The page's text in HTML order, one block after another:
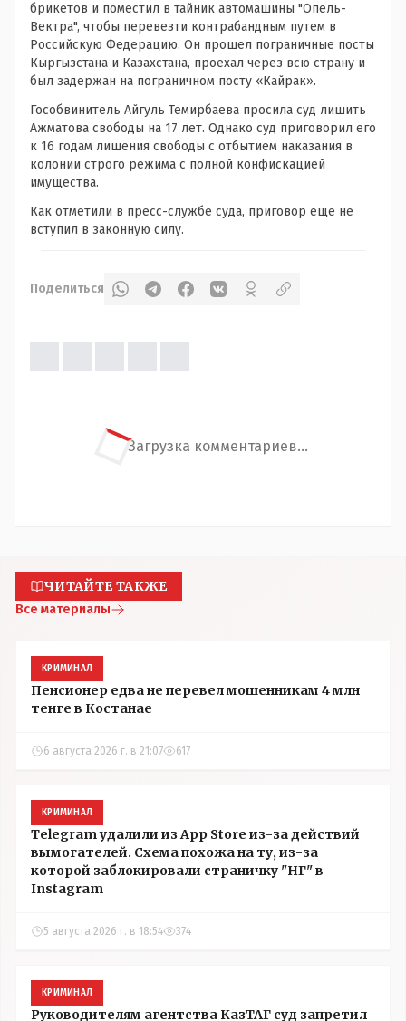
брикетов и поместил в тайник автомашины "Опель-
Вектра", чтобы перевезти контрабандным путем в
Российскую Федерацию. Он прошел пограничные посты
Кыргызстана и Казахстана, проехал через всю страну и
был задержан на пограничном посту «Кайрак».
Гособвинитель Айгуль Темирбаева просила суд лишить
Ажматова свободы на 17 лет. Однако суд приговорил его
к 16 годам лишения свободы с отбытием наказания в
колонии строго режима с полной конфискацией
имущества.
Как отметили в пресс-службе суда, приговор еще не
вступил в законную силу.
Поделиться
Загрузка комментариев...
ЧИТАЙТЕ ТАКЖЕ
Все материалы
КРИМИНАЛ
Пенсионер едва не перевел мошенникам 4 млн
тенге в Костанае
6 августа 2026 г. в 21:07 617
КРИМИНАЛ
Telegram удалили из App Store из-за действий
вымогателей. Схема похожа на ту, из-за
которой заблокировали страничку "НГ" в
Instagram
5 августа 2026 г. в 18:54 374
КРИМИНАЛ
Руководителям агентства КазТАГ суд запретил